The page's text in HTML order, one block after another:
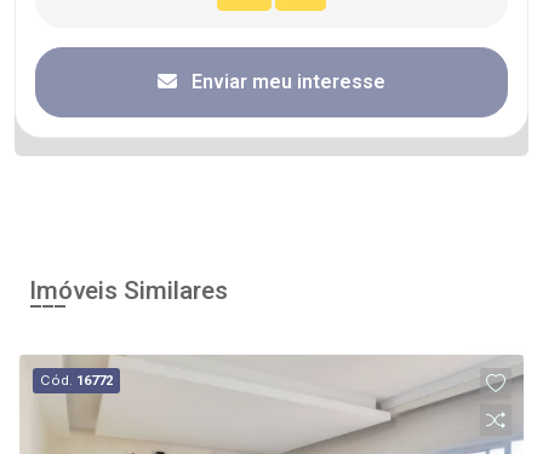
Enviar meu interesse
Imóveis Similares
Cód. 16772